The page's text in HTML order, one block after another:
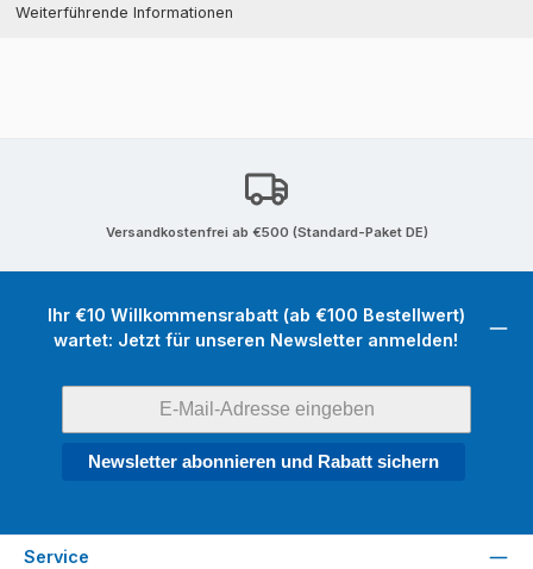
Weiterführende Informationen
Versandkostenfrei ab €500 (Standard-Paket DE)
Ihr €10 Willkommensrabatt (ab €100 Bestellwert)
wartet: Jetzt für unseren Newsletter anmelden!
Newsletter abonnieren und Rabatt sichern
Service